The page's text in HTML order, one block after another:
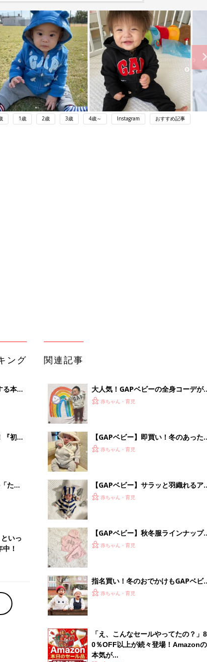
1歳 2歳 3歳 4歳～ Instagram おすすめ記事
！
0％OFF以上が続々登場！Amazonの
本気が...
PR（Amazon）
離乳食はいつから？進め方は？「たまひよ きほんの離
授乳の悩みや初めての離乳食作りに役立つ